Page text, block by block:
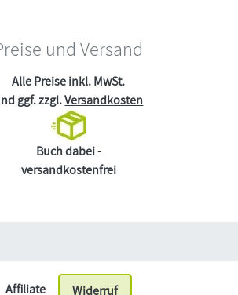
und Versand
Alle Preise inkl. MwSt.
ggf. zzgl.Versandkosten
Buch dabei -
versandkostenfrei
Affiliate Widerruf